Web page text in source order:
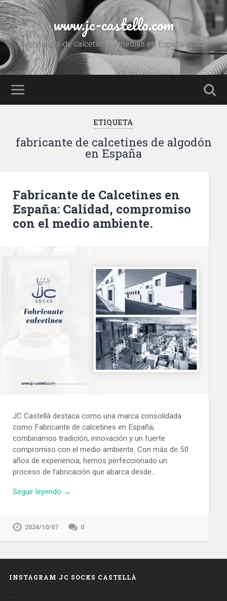
www.jc-castella.com
Fabricantes de calcetines y medias en España desde
1972
ETIQUETA
fabricante de calcetines de algodón
en España
Fabricante de Calcetines en
España: Calidad, compromiso
con el medio ambiente.
JC Castellà destaca como una marca consolidada
como Fabricante de calcetines en España,
combinamos tradición, innovación y un fuerte
compromiso con el medio ambiente. Con más de 50
años de experiencia, hemos perfeccionado un
proceso de fabricación que abarca desde…
Seguir leyendo →
2024/10/07 0
INSTAGRAM JC SOCKS CASTELLÀ